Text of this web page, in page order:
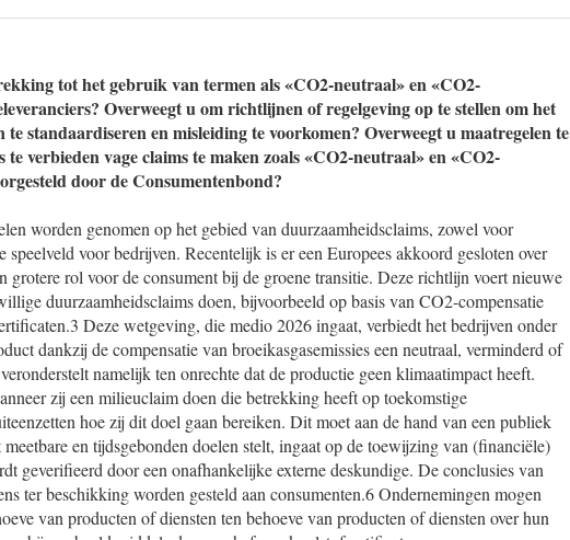
tot het gebruik van termen als «CO2-neutraal» en «CO2-
Overweegt u om richtlijnen of regelgeving op te stellen om het
standaardiseren en misleiding te voorkomen? Overweegt u maatregelen te
verbieden vage claims te maken zoals «CO2-neutraal» en «CO2-
door de Consumentenbond?
worden genomen op het gebied van duurzaamheidsclaims, zowel voor
speelveld voor bedrijven. Recentelijk is er een Europees akkoord gesloten over
grotere rol voor de consument bij de groene transitie. Deze richtlijn voert nieuwe
duurzaamheidsclaims doen, bijvoorbeeld op basis van CO2-compensatie
Deze wetgeving, die medio 2026 ingaat, verbiedt het bedrijven onder
dankzij de compensatie van broeikasgasemissies een neutraal, verminderd of
namelijk ten onrechte dat de productie geen klimaatimpact heeft.
zij een milieuclaim doen die betrekking heeft op toekomstige
hoe zij dit doel gaan bereiken. Dit moet aan de hand van een publiek
en tijdsgebonden doelen stelt, ingaat op de toewijzing van (financiële)
geverifieerd door een onafhankelijke externe deskundige. De conclusies van
ter beschikking worden gesteld aan consumenten.6 Ondernemingen mogen
van producten of diensten ten behoeve van producten of diensten over hun